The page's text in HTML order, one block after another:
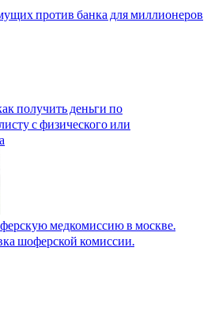
против банка для миллионеров
получить деньги по
с физического или
медкомиссию в москве.
шоферской комиссии.